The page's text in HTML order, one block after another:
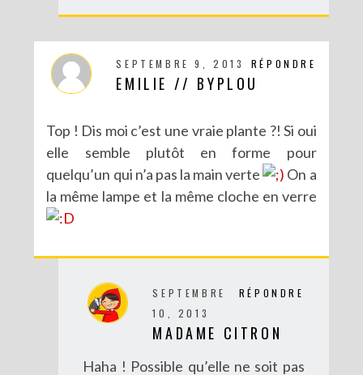
RÉPONDRE
SEPTEMBRE 9, 2013
EMILIE // BYPLOU
Top ! Dis moi c’est une vraie plante ?! Si oui
elle semble plutôt en forme pour
quelqu’un qui n’a pas la main verte
On a
la même lampe et la même cloche en verre
RÉPONDRE
SEPTEMBRE
10, 2013
MADAME CITRON
Haha ! Possible qu’elle ne soit pas